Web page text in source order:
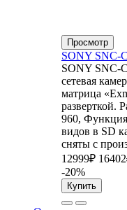
Просмотр
SONY SNC-
SONY SNC-
сетевая
матрица
разверткой.
960, Функция
видов в SD
сняты с
12999₽
-20%
Купить